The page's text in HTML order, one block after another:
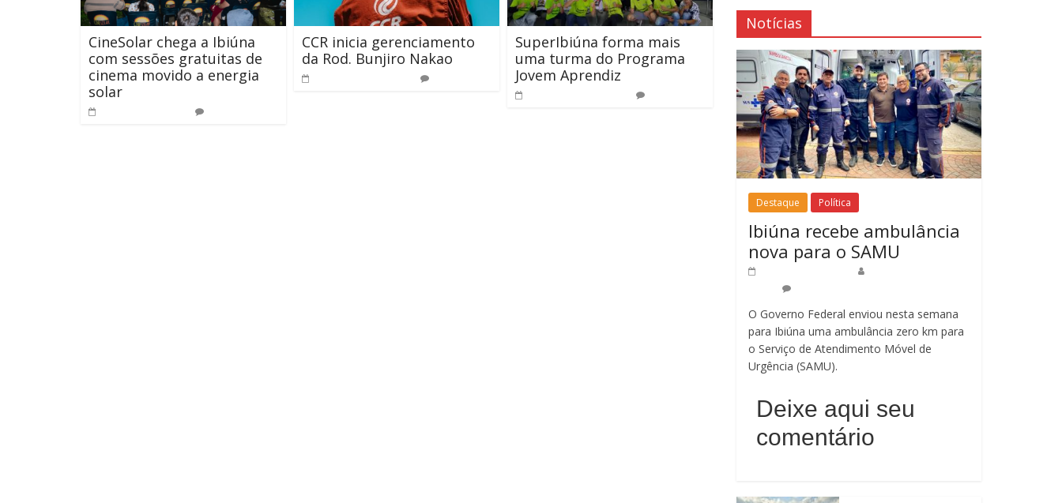
CineSolar chega a Ibiúna
com sessões gratuitas de
cinema movido a energia
solar
CCR inicia gerenciamento
da Rod. Bunjiro Nakao
SuperIbiúna forma mais
uma turma do Programa
Jovem Aprendiz
Notícias
Destaque Política
Ibiúna recebe ambulância
nova para o SAMU
O Governo Federal enviou nesta semana
para Ibiúna uma ambulância zero km para
o Serviço de Atendimento Móvel de
Urgência (SAMU).
Deixe aqui seu
comentário